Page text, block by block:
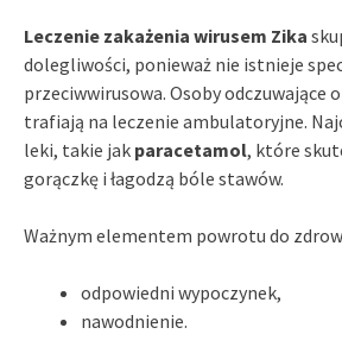
Leczenie zakażenia wirusem Zika
dolegliwości, ponieważ nie istnieje
przeciwwirusowa. Osoby odczuwające
trafiają na leczenie ambulatoryjne.
leki, takie jak paracetamol, które
gorączkę i łagodzą bóle stawów.
Ważnym elementem powrotu do
odpowiedni wypoczynek,
nawodnienie.